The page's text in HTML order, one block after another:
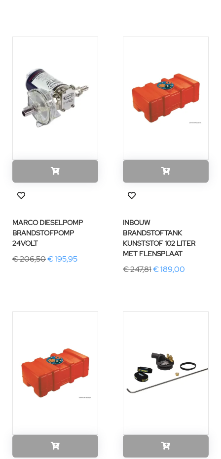
MARCO DIESELPOMP
BRANDSTOFPOMP
24VOLT
€ 206,50€ 195,95
INBOUW
BRANDSTOFTANK
KUNSTSTOF 102 LITER
MET FLENSPLAAT
€ 247,81€ 189,00